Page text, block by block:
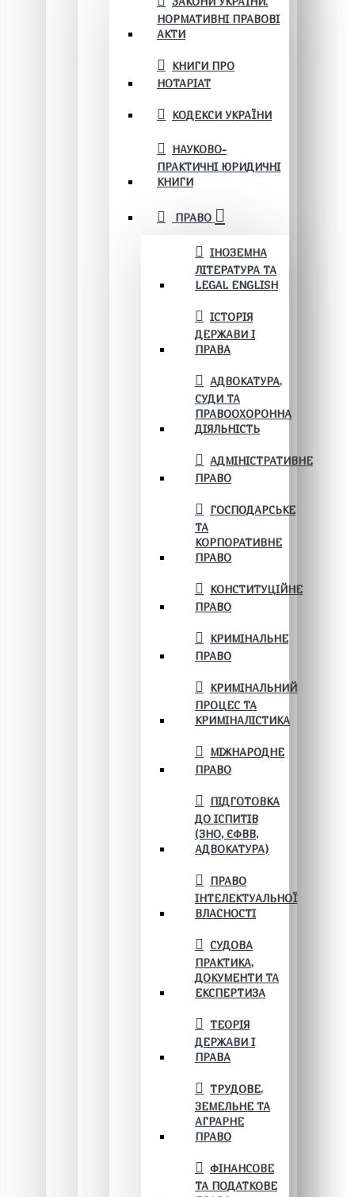
НОРМАТИВНІ ПРАВОВІ
АКТИ
КНИГИ ПРО
НОТАРІАТ
КОДЕКСИ УКРАЇНИ
НАУКОВО-
ПРАКТИЧНІ ЮРИДИЧНІ
КНИГИ
ПРАВО
ІНОЗЕМНА
ЛІТЕРАТУРА ТА
LEGAL ENGLISH
ІСТОРІЯ
ДЕРЖАВИ І
ПРАВА
АДВОКАТУРА,
СУДИ ТА
ПРАВООХОРОННА
ДІЯЛЬНІСТЬ
АДМІНІСТРАТИВНЕ
ПРАВО
ГОСПОДАРСЬКЕ
ТА
КОРПОРАТИВНЕ
ПРАВО
КОНСТИТУЦІЙНЕ
ПРАВО
КРИМІНАЛЬНЕ
ПРАВО
КРИМІНАЛЬНИЙ
ПРОЦЕС ТА
КРИМІНАЛІСТИКА
МІЖНАРОДНЕ
ПРАВО
ПІДГОТОВКА
ДО ІСПИТІВ
(ЗНО, ЄФВВ,
АДВОКАТУРА)
ПРАВО
ІНТЕЛЕКТУАЛЬНОЇ
ВЛАСНОСТІ
СУДОВА
ПРАКТИКА,
ДОКУМЕНТИ ТА
ЕКСПЕРТИЗА
ТЕОРІЯ
ДЕРЖАВИ І
ПРАВА
ТРУДОВЕ,
ЗЕМЕЛЬНЕ ТА
АГРАРНЕ
ПРАВО
ФІНАНСОВЕ
ТА ПОДАТКОВЕ